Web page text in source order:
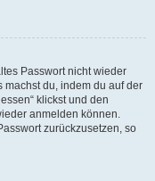
Passwort nicht wieder
machst du, indem du auf der
klickst und den
anmelden können.
zurückzusetzen, so